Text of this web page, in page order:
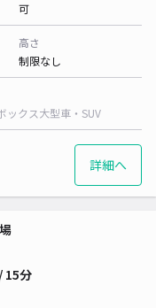
可
高さ
制限なし
ックス大型車・SUV
詳細へ
15分